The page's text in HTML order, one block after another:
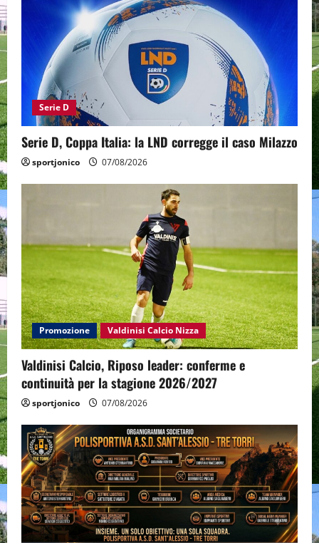
Serie D
Serie D, Coppa Italia: la LND corregge il caso Milazzo
sportjonico 07/08/2026
Promozione Valdinisi Calcio Nizza
Valdinisi Calcio, Riposo leader: conferme e
continuità per la stagione 2026/2027
sportjonico 07/08/2026